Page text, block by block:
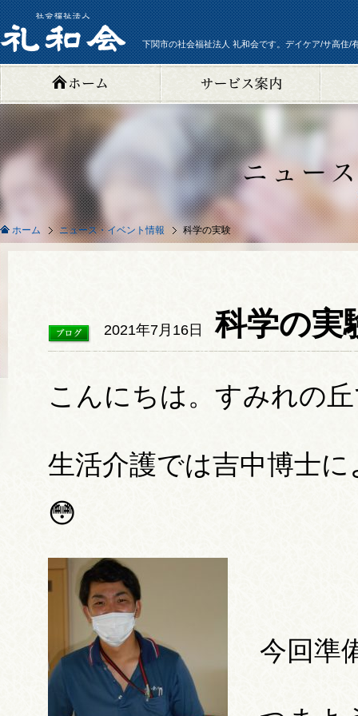
下関市の社会福祉法人 礼和会です。デイケア/サ高住/
ホーム ニュース・イベント情報 科学の実験
2021年7月16日 科学の実
こんにちは。すみれの
生活介護では吉中博士
😳
今回準